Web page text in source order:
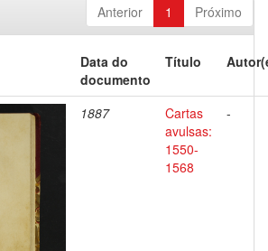
Anterior 1 Próximo
Data do
documento
Título
1887
Cartas
avulsas:
1550-
1568
-